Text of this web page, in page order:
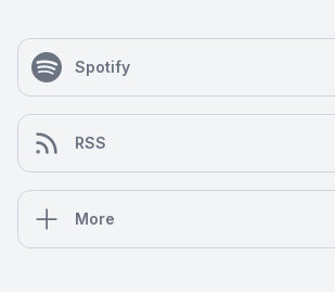
Spotify
RSS
More